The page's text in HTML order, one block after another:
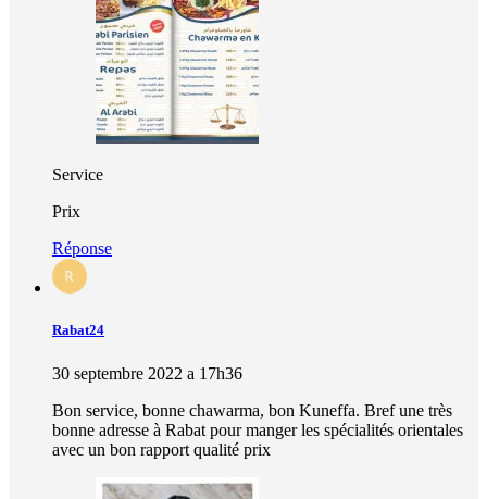
Service
Prix
Réponse
Rabat24
30 septembre 2022 a 17h36
Bon service, bonne chawarma, bon Kuneffa. Bref une très
bonne adresse à Rabat pour manger les spécialités orientales
avec un bon rapport qualité prix